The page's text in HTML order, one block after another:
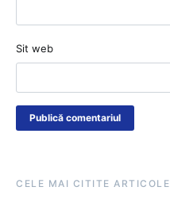
Sit web
CELE MAI CITITE ARTICOLE